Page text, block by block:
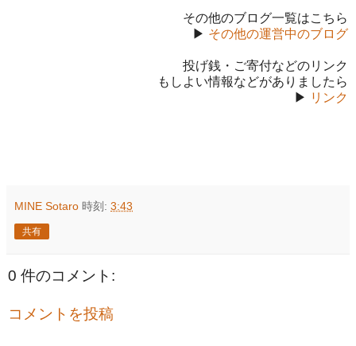
その他のブログ一覧はこちら
▶ その他の運営中のブログ
投げ銭・ご寄付などのリンク
もしよい情報などがありましたら
▶ リンク
MINE Sotaro 時刻: 3:43
共有
0 件のコメント:
コメントを投稿